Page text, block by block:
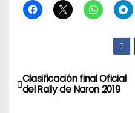
N
a
Clasificación final Oficial
del Rally de Naron 2019